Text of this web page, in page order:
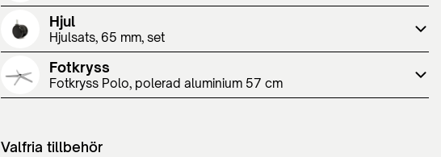
Hjul
Hjulsats, 65 mm, set
Fotkryss
Fotkryss Polo, polerad aluminium 57 cm
Valfria tillbehör